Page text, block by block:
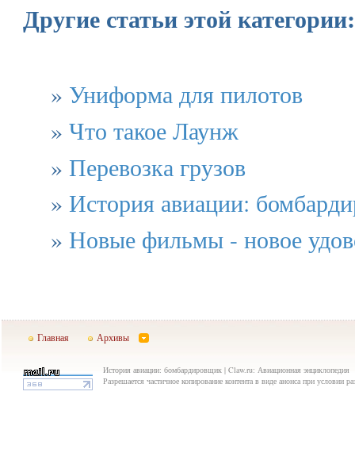
Другие статьи этой категории:
» Униформа для пилотов
» Что такое Лаунж
» Перевозка грузов
» История авиации:
» Новые фильмы - новое
Главная Архивы
История авиации: бомбардировщик | Claw.ru: Авиационная энциклопедия
Разрешается частичное копирование контента в виде анонса при условии